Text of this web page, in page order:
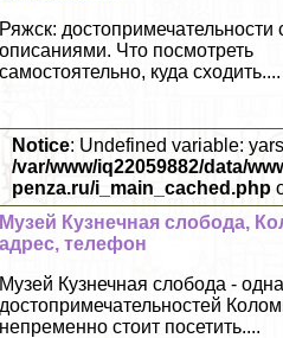
Ряжск: достопримечательности
описаниями. Что посмотреть
самостоятельно, куда сходить....
Notice: Undefined variable:
/var/www/iq22059882/data/
penza.ru/i_main_cached.php
Музей Кузнечная слобода,
адрес, телефон
Музей Кузнечная слобода -
достопримечательностей
непременно стоит посетить....